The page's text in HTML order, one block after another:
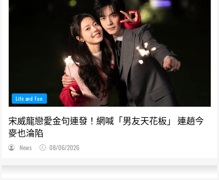
Life and Fun
宋威龍戀愛金句連發！網喊「男友天花板」 連趙今
麥也淪陷
News 08/06/2026